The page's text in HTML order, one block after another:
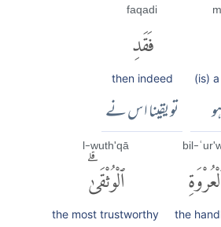
(is)
faqadi
فَقَدِ
then indeed
تو یقینا اس نے
bil-
the
l-wuth'qā
ٱلْوُثْقَىٰۗ
the most trustworthy